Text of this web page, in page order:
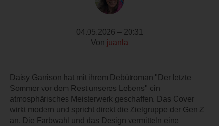
04.05.2026 – 20:31
Von juanla
Daisy Garrison hat mit ihrem Debütroman "Der letzte
Sommer vor dem Rest unseres Lebens" ein
atmosphärisches Meisterwerk geschaffen. Das Cover
wirkt modern und spricht direkt die Zielgruppe der Gen Z
an. Die Farbwahl und das Design vermitteln eine